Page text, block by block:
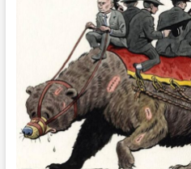
giornalista
ucraina
deve
scappare